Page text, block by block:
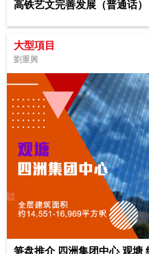
高铁艺文完善发展（普通话
大型項目
劉重興
笋盘推介 四洲集团中心 观塘